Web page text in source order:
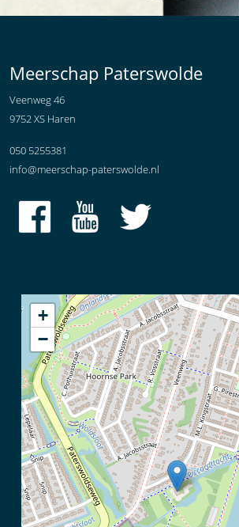
Meerschap Paterswolde
Veenweg 46
9752 XS Haren
050 5255381
info@meerschap-paterswolde.nl
+
−